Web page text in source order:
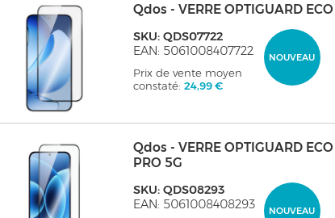
Qdos - VERRE OPTIGUARD
NOUVEAU
SKU: QDS07722
EAN: 5061008407722
Prix de vente moyen
constaté:24,99 €
Qdos - VERRE OPTIGUARD
PRO 5G
NOUVEAU
SKU: QDS08293
EAN: 5061008408293